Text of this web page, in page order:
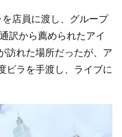
店員に渡し、グループ
訳から薦められたアイ
訪れた場所だったが、ア
ビラを手渡し、ライブに